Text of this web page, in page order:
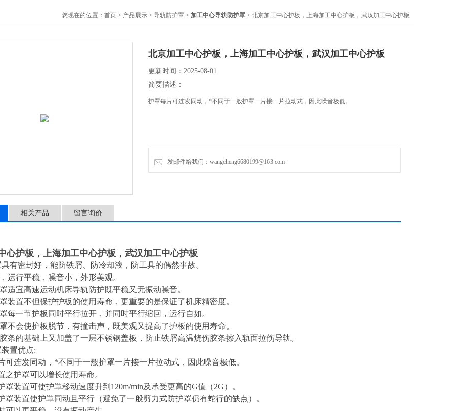
您现在的位置： 首页 > 产品展示 > 导轨防护罩 > 加工中心导轨防护罩 > 北京加工中心护板，上海加工中心护板，武汉加工中心护板
北京加工中心护板，上海加工中心护板，武汉加工中心护板
更新时间：2025-08-01
简要描述：
护罩每片可连发同动，*不同于一般护罩一片接一片拉动式，因此噪音极低。
发邮件给我们：wangcheng6680199@163.com
相关产品 留言询价
心护板，上海加工中心护板，武汉加工中心护板
有密封好，能防铁屑、防冷却液，防工具的偶然事故。
运行平稳，噪音小，外形美观。
适宜高速运动机床导轨防护既平稳又无振动噪音。
装置不但保护护板的使用寿命，更重要的是保证了机床精密度。
每一节护板同时平行拉开，并同时平行缩回，运行自如。
不会使护板脱节，有撞击声，既美观又提高了护板的使用寿命。
条的基础上又加盖了一层不锈钢盖板，防止铁屑高温烧伤胶条擦入轨面拉伤导轨。
置优点:
可连发同动，*不同于一般护罩一片接一片拉动式，因此噪音极低。
之护罩可以增长使用寿命。
罩装置可使护罩移动速度升到120m/min及承受更高的G值（2G）。
罩装置使护罩同动且平行（避免了一般剪力式防护罩仍有蛇行的缺点）。